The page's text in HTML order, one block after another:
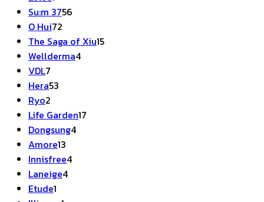
สินค้า
Su:m 3756
O Hui72
สินค้า
The Saga of Xiu1515
Wellderma44
VDL7
สินค้า
Hera53
Ryo2
สินค้า
Life Garden17
Dongsung44
Amore13
สินค้า
Innisfree44
Laneige44
Etude1